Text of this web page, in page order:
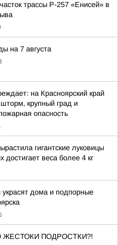
трассы Р-257 «Енисей» в
на 7 августа
на Красноярский край
крупный град и
опасность
гигантские луковицы
достигает веса более 4 кг
дома и подпорные
ЖЕСТОКИ ПОДРОСТКИ?!